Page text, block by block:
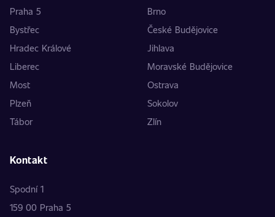
Praha 5
Brno
Bystřec
České Budějovice
Hradec Králové
Jihlava
Liberec
Moravské Budějovice
Most
Ostrava
Plzeň
Sokolov
Tábor
Zlín
Kontakt
Spodní 1
159 00 Praha 5